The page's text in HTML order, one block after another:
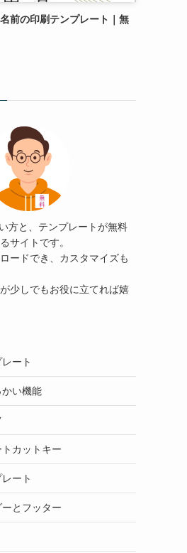
前の印刷テンプレート｜無
方と、テンプレートが無料
サイトです。
ードでき、カスタマイズも
少しでもお役に立てれば嬉
ート
い機能
カットキー
ート
とフッター